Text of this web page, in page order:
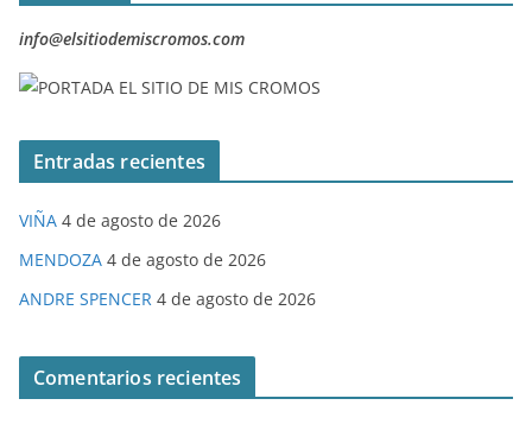
info@elsitiodemiscromos.com
Entradas recientes
VIÑA 4 de agosto de 2026
MENDOZA 4 de agosto de 2026
ANDRE SPENCER 4 de agosto de 2026
Comentarios recientes